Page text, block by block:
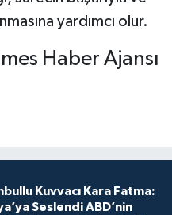
yardımcı olur.
Haber Ajansı
Kuvvacı Kara Fatma:
Seslendi ABD’nin